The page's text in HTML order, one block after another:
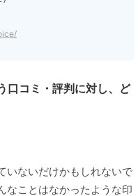
口コミ・評判に対し、ど
いないだけかもしれないで
なことはなかったような印